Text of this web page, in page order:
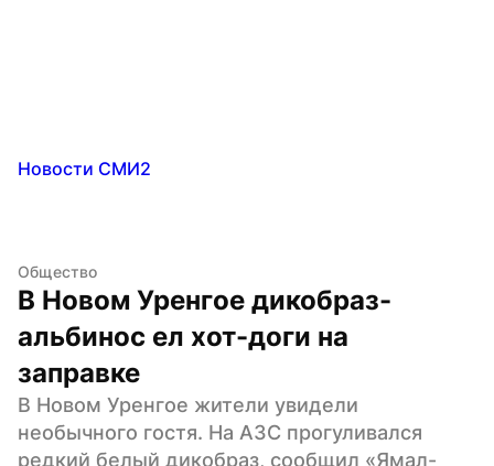
Новости СМИ2
Общество
В Новом Уренгое дикобраз-
альбинос ел хот-доги на
заправке
В Новом Уренгое жители увидели
необычного гостя. На АЗС прогуливался
редкий белый дикобраз, сообщил «Ямал-